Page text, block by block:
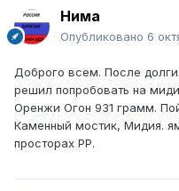
Нима
Опубликовано 6
Доброго всем. После
решил попробовать на
Оренжи Огон 931 грамм.
Каменный мостик, Мидия.
просторах РР.